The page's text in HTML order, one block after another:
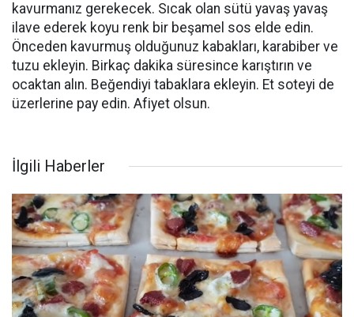
kavurmanız gerekecek. Sıcak olan sütü yavaş yavaş
ilave ederek koyu renk bir beşamel sos elde edin.
Önceden kavurmuş olduğunuz kabakları, karabiber ve
tuzu ekleyin. Birkaç dakika süresince karıştırın ve
ocaktan alın. Beğendiyi tabaklara ekleyin. Et soteyi de
üzerlerine pay edin. Afiyet olsun.
İlgili Haberler